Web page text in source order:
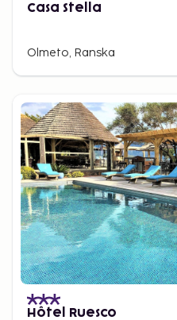
Casa Stella
Olmeto, Ranska
Hôtel Ruesco